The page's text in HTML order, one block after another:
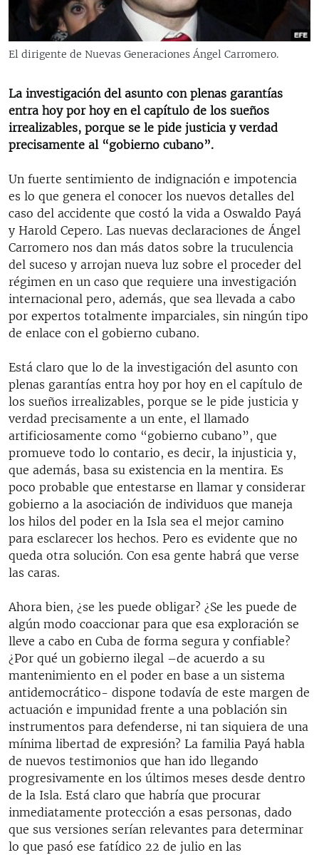
RADIO MARTÍ
ESPECIALES
ESPECIALES
LA REALIDAD DE LA VIVIENDA EN CUBA
SER VIEJO EN CUBA
KENTU-CUBANO
DESINFORMACIÓN RUSA EN AMÉRICA LATINA
LA INVASIÓN DE RUSIA A UCRANIA
MULTIMEDIA
EDITORIALES
SÍGUENOS
El dirigente de Nuevas Generaciones Ángel Carromero.
La investigación del asunto con plenas garantías
entra hoy por hoy en el capítulo de los sueños
irrealizables, porque se le pide justicia y verdad
precisamente al “gobierno cubano”.
Un fuerte sentimiento de indignación e impotencia
es lo que genera el conocer los nuevos detalles del
caso del accidente que costó la vida a Oswaldo Payá
y Harold Cepero. Las nuevas declaraciones de Ángel
Carromero nos dan más datos sobre la truculencia
del suceso y arrojan nueva luz sobre el proceder del
régimen en un caso que requiere una investigación
internacional pero, además, que sea llevada a cabo
por expertos totalmente imparciales, sin ningún tipo
de enlace con el gobierno cubano.
Está claro que lo de la investigación del asunto con
plenas garantías entra hoy por hoy en el capítulo de
los sueños irrealizables, porque se le pide justicia y
verdad precisamente a un ente, el llamado
artificiosamente como “gobierno cubano”, que
promueve todo lo contario, es decir, la injusticia y,
que además, basa su existencia en la mentira. Es
poco probable que entestarse en llamar y considerar
gobierno a la asociación de individuos que maneja
los hilos del poder en la Isla sea el mejor camino
para esclarecer los hechos. Pero es evidente que no
queda otra solución. Con esa gente habrá que verse
las caras.
Ahora bien, ¿se les puede obligar? ¿Se les puede de
algún modo coaccionar para que esa exploración se
lleve a cabo en Cuba de forma segura y confiable?
¿Por qué un gobierno ilegal –de acuerdo a su
mantenimiento en el poder en base a un sistema
antidemocrático- dispone todavía de este margen de
actuación e impunidad frente a una población sin
instrumentos para defenderse, ni tan siquiera de una
mínima libertad de expresión? La familia Payá habla
de nuevos testimonios que han ido llegando
progresivamente en los últimos meses desde dentro
de la Isla. Está claro que habría que procurar
inmediatamente protección a esas personas, dado
que sus versiones serían relevantes para determinar
lo que pasó ese fatídico 22 de julio en las